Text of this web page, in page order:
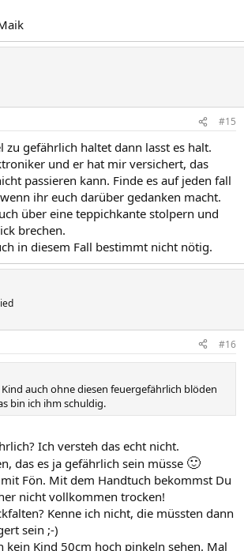
#15
zu gefährlich haltet dann lasst es halt.
und er hat mir versichert, das
passieren kann. Finde es auf jeden fall
ihr euch darüber gedanken macht.
über eine teppichkante stolpern und
brechen.
in diesem Fall bestimmt nicht nötig.
#16
auch ohne diesen feuergefährlich blöden
bin ich ihm schuldig.
Ich versteh das echt nicht.
das es ja gefährlich sein müsse 🙂
Fön. Mit dem Handtuch bekommst Du
nicht vollkommen trocken!
Kenne ich nicht, die müssten dann
sein ;-)
kein Kind 50cm hoch pinkeln sehen. Mal